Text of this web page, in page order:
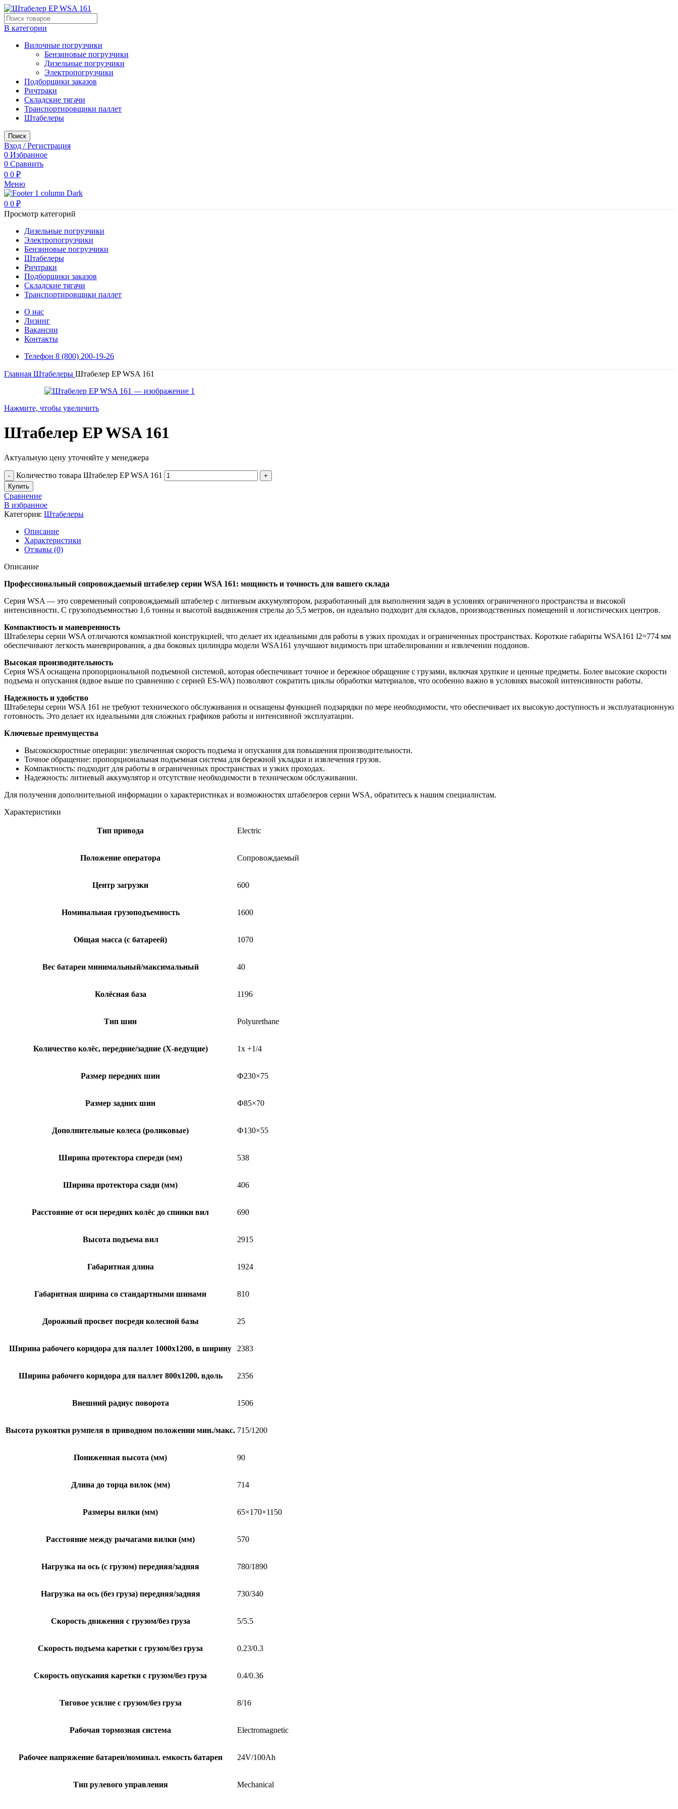
В категории
Вилочные погрузчики
Бензиновые погрузчики
Дизельные погрузчики
Электропогрузчики
Подборщики заказов
Ричтраки
Складские тягачи
Транспортировщики паллет
Штабелеры
Поиск
Вход / Регистрация
0 Избранное
0 Сравнить
0 0 ₽
Меню
0 0 ₽
Просмотр категорий
Дизельные погрузчики
Электропогрузчики
Бензиновые погрузчики
Штабелеры
Ричтраки
Подборщики заказов
Складские тягачи
Транспортировщики паллет
О нас
Лизинг
Вакансии
Контакты
Телефон 8 (800) 200-19-26
Главная Штабелеры Штабелер EP WSA 161
Нажмите, чтобы увеличить
Штабелер EP WSA 161
Актуальную цену уточняйте у менеджера
Количество товара Штабелер EP WSA 161
Купить
Сравнение
В избранное
Категория: Штабелеры
Описание
Характеристики
Отзывы (0)
Описание
Профессиональный сопровождаемый штабелер серии WSA 161: мощность и точность для вашего склада
Серия WSA — это современный сопровождаемый штабелер с литиевым аккумулятором, разработанный для выполнения задач в условиях ограниченного пространства и высокой
интенсивности. С грузоподъемностью 1,6 тонны и высотой выдвижения стрелы до 5,5 метров, он идеально подходит для складов, производственных помещений и логистических центров.
Компактность и маневренность
Штабелеры серии WSA отличаются компактной конструкцией, что делает их идеальными для работы в узких проходах и ограниченных пространствах. Короткие габариты WSA161 l2=774 мм
обеспечивают легкость маневрирования, а два боковых цилиндра модели WSA161 улучшают видимость при штабелировании и извлечении поддонов.
Высокая производительность
Серия WSA оснащена пропорциональной подъемной системой, которая обеспечивает точное и бережное обращение с грузами, включая хрупкие и ценные предметы. Более высокие скорости
подъема и опускания (вдвое выше по сравнению с серией ES-WA) позволяют сократить циклы обработки материалов, что особенно важно в условиях высокой интенсивности работы.
Надежность и удобство
Штабелеры серии WSA 161 не требуют технического обслуживания и оснащены функцией подзарядки по мере необходимости, что обеспечивает их высокую доступность и эксплуатационную
готовность. Это делает их идеальными для сложных графиков работы и интенсивной эксплуатации.
Ключевые преимущества
Высокоскоростные операции: увеличенная скорость подъема и опускания для повышения производительности.
Точное обращение: пропорциональная подъемная система для бережной укладки и извлечения грузов.
Компактность: подходит для работы в ограниченных пространствах и узких проходах.
Надежность: литиевый аккумулятор и отсутствие необходимости в техническом обслуживании.
Для получения дополнительной информации о характеристиках и возможностях штабелеров серии WSA, обратитесь к нашим специалистам.
Характеристики
Тип привода Electric
Положение оператора Сопровождаемый
Центр загрузки 600
Номинальная грузоподъемность 1600
Общая масса (с батареей) 1070
Вес батареи минимальный/максимальный 40
Колёсная база 1196
Тип шин Polyurethane
Количество колёс, передние/задние (Х-ведущие) 1x +1/4
Размер передних шин Ф230×75
Размер задних шин Ф85×70
Дополнительные колеса (роликовые) Ф130×55
Ширина протектора спереди (мм) 538
Ширина протектора сзади (мм) 406
Расстояние от оси передних колёс до спинки вил 690
Высота подъема вил 2915
Габаритная длина 1924
Габаритная ширина со стандартными шинами 810
Дорожный просвет посреди колесной базы 25
Ширина рабочего коридора для паллет 1000х1200, в ширину 2383
Ширина рабочего коридора для паллет 800х1200, вдоль 2356
Внешний радиус поворота 1506
Высота рукоятки румпеля в приводном положении мин./макс. 715/1200
Пониженная высота (мм) 90
Длина до торца вилок (мм) 714
Размеры вилки (мм) 65×170×1150
Расстояние между рычагами вилки (мм) 570
Нагрузка на ось (с грузом) передняя/задняя 780/1890
Нагрузка на ось (без груза) передняя/задняя 730/340
Скорость движения с грузом/без груза 5/5.5
Скорость подъема каретки с грузом/без груза 0.23/0.3
Скорость опускания каретки с грузом/без груза 0.4/0.36
Тяговое усилие с грузом/без груза 8/16
Рабочая тормозная система Electromagnetic
Рабочее напряжение батареи/номинал. емкость батареи 24V/100Ah
Тип рулевого управления Mechanical